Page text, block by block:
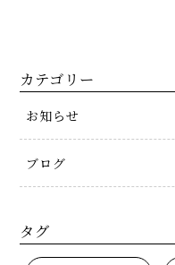
カテゴリー
お知らせ
ブログ
タグ